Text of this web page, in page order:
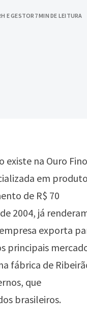
E GESTOR 7 MIN DE LEITURA
na Ouro
em
de R$ 70
2004, já
exporta
principais
fábrica de
que
brasileiros.